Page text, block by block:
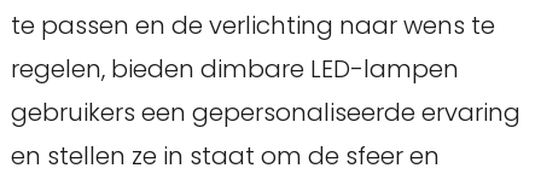
te passen en de verlichting naar wens te
regelen, bieden dimbare LED-lampen
gebruikers een gepersonaliseerde ervaring
en stellen ze in staat om de sfeer en